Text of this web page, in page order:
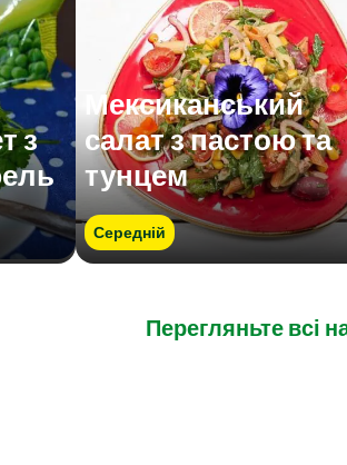
з
Мексиканський
салат з пастою та
тунцем
Середній
Перегляньте всі